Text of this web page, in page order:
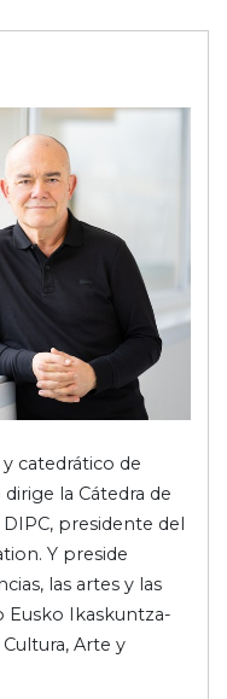
catedrático de
la Cátedra de
DIPC, presidente del
Y preside
las artes y las
Eusko Ikaskuntza-
Arte y